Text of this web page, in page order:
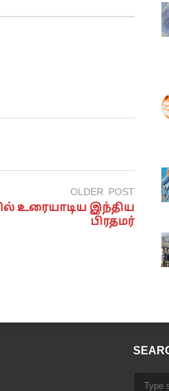
OLDER POST
உரையாடிய இந்திய
பிரதமர்